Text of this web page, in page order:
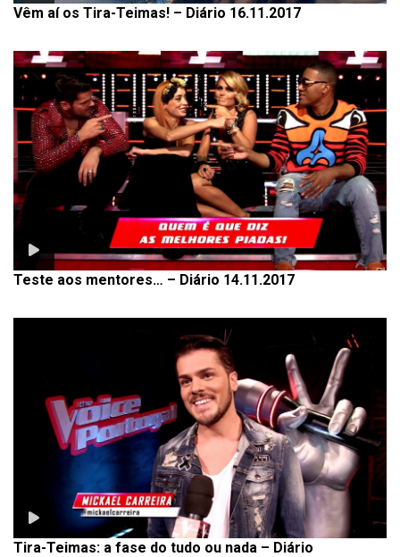
Vêm aí os Tira-Teimas! – Diário 16.11.2017
Teste aos mentores… – Diário 14.11.2017
Tira-Teimas: a fase do tudo ou nada – Diário